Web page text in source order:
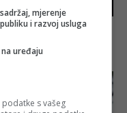
mjerenje
i razvoj usluga
uređaju
s vašeg